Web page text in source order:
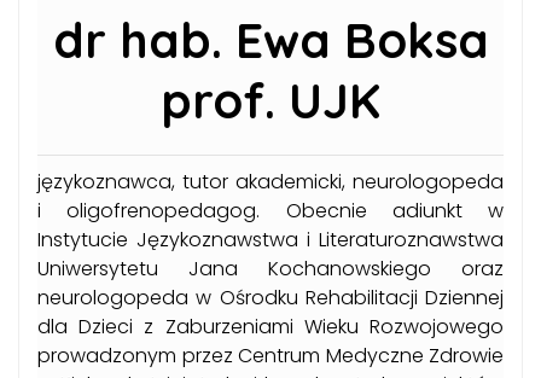
dr hab. Ewa Boksa
prof. UJK
językoznawca, tutor akademicki, neurologopeda
i oligofrenopedagog. Obecnie adiunkt w
Instytucie Językoznawstwa i Literaturoznawstwa
Uniwersytetu Jana Kochanowskiego oraz
neurologopeda w Ośrodku Rehabilitacji Dziennej
dla Dzieci z Zaburzeniami Wieku Rozwojowego
prowadzonym przez Centrum Medyczne Zdrowie